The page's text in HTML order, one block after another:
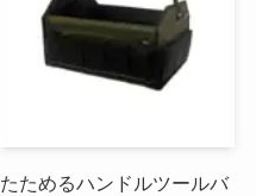
たためるハンドルツールバ